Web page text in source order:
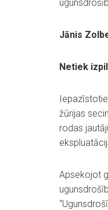
Jānis
Netiek
žūrijas
rodas
Apsekojot